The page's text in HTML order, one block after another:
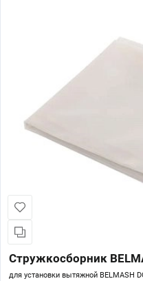
Стружкосборник
для установки вытяжной BELMASH